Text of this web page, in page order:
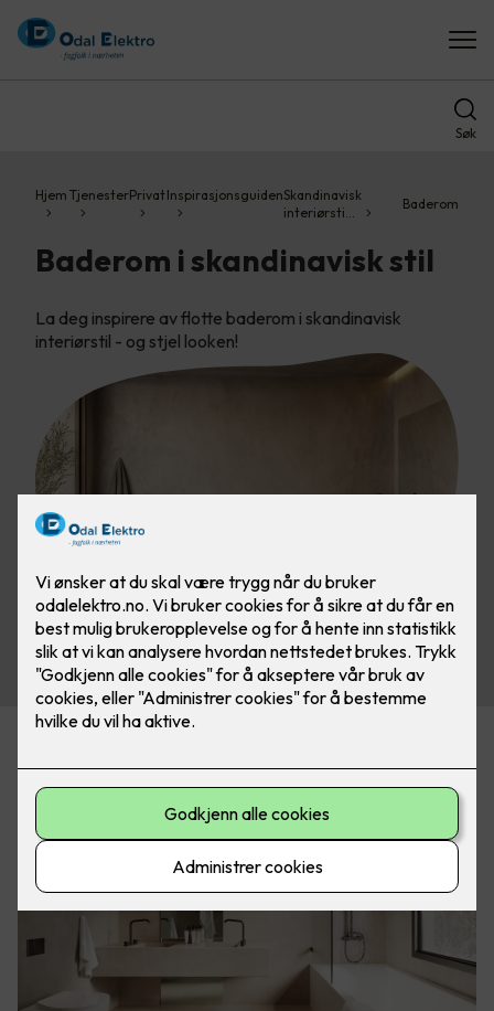
Søk
Hjem TjenesterPrivatInspirasjonsguidenSkandinavisk
interiørsti…
Baderom
Baderom i skandinavisk stil
La deg inspirere av flotte baderom i skandinavisk
interiørstil - og stjel looken!